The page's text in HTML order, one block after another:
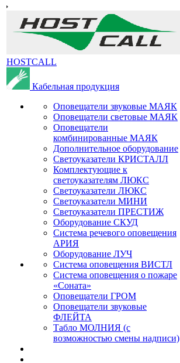
HOSTCALL
Кабельная продукция
Оповещатели звуковые МАЯК
Оповещатели световые МАЯК
Оповещатели
комбинированные МАЯК
Дополнительное оборудование
Светоуказатели КРИСТАЛЛ
Комплектующие к
светоуказателям ЛЮКС
Светоуказатели ЛЮКС
Светоуказатели МИНИ
Светоуказатели ПРЕСТИЖ
Оборудование СКУД
Система речевого оповещения
АРИЯ
Оборудование ЛУЧ
Система оповещения ВИСТЛ
Система оповещения о пожаре
«Соната»
Оповещатели ГРОМ
Оповещатели звуковые
ФЛЕЙТА
Табло МОЛНИЯ (с
возможностью смены надписи)